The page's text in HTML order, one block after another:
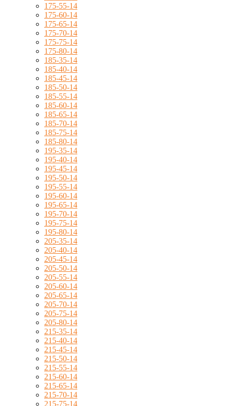
175-55-14
175-60-14
175-65-14
175-70-14
175-75-14
175-80-14
185-35-14
185-40-14
185-45-14
185-50-14
185-55-14
185-60-14
185-65-14
185-70-14
185-75-14
185-80-14
195-35-14
195-40-14
195-45-14
195-50-14
195-55-14
195-60-14
195-65-14
195-70-14
195-75-14
195-80-14
205-35-14
205-40-14
205-45-14
205-50-14
205-55-14
205-60-14
205-65-14
205-70-14
205-75-14
205-80-14
215-35-14
215-40-14
215-45-14
215-50-14
215-55-14
215-60-14
215-65-14
215-70-14
215-75-14